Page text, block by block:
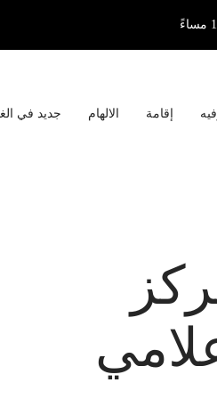
Main
إقامة الالهام جديد في